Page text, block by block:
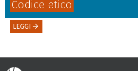
Codice etico
LEGGI arrow_forward